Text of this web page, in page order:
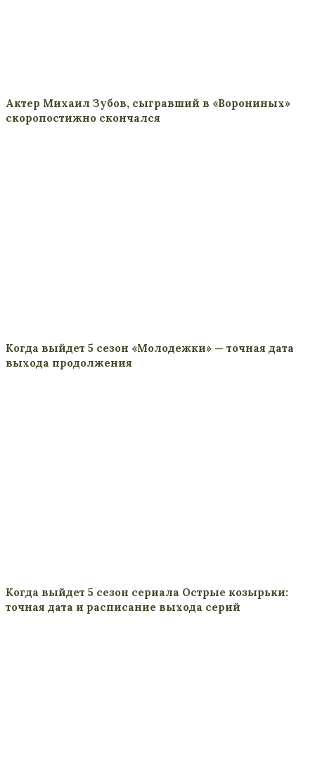
Актер Михаил Зубов, сыгравший в «Ворониных»
скоропостижно скончался
Когда выйдет 5 сезон «Молодежки» — точная дата
выхода продолжения
Когда выйдет 5 сезон сериала Острые козырьки:
точная дата и расписание выхода серий